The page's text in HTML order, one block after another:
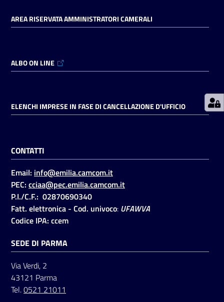
Prenotazioni
Pagamenti
on line
Accedi
Registrati
Seguici
su
AREA RISERVATA AMMINISTRATORI CAMERALI
ALBO ON LINE
ELENCHI IMPRESE IN FASE DI CANCELLAZIONE D'UFFICIO
CONTATTI
Email: info@emilia.camcom.it
PEC: cciaa@pec.emilia.camcom.it
P.I./C.F.: 02870690340
Fatt. elettronica - Cod. univoco: UFAWVA
Codice IPA: ccem
SEDE DI PARMA
Via Verdi, 2
43121 Parma
Tel.0521 21011